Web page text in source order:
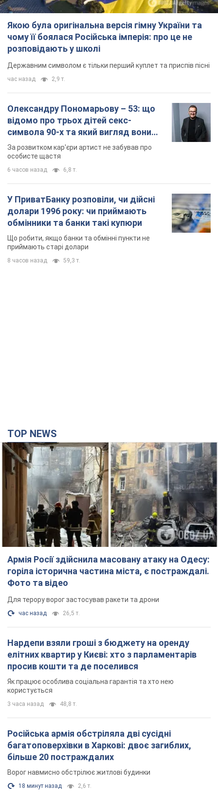
символа 90-х та який вигляд вони
За розвитком кар'єри артист не забував про
особисте щастя
6 часов назад
долари 1996 року: чи приймають
обмінники та банки такі купюри
Що робити, якщо банки та обмінні пункти не
приймають старі долари
8 часов назад 59,3 т.
Армія Росії здійснила масовану атаку на Одесу:
горіла історична частина міста, є постраждалі.
Фото та відео
Для терору ворог застосував ракети та дрони
26,5 т.
Нардепи взяли гроші з бюджету на оренду
елітних квартир у Києві: хто з парламентарів
просив кошти та де поселився
Як працює особлива соціальна гарантія та хто нею
користується
3 часа назад
багатоповерхівки в Харкові: двоє загиблих,
більше 20 постраждалих
Ворог навмисно обстрілює житлові будинки
18 минут назад 2,6 т.